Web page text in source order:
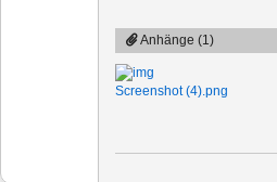
Anhänge (1)
Screenshot (4).png